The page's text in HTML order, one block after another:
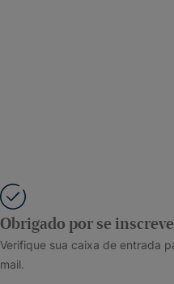
Obrigado por se
Verifique sua caixa de entrada
mail.